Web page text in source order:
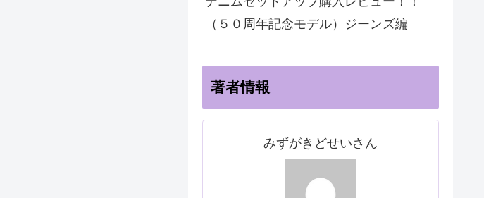
（５０周年記念モデル）ジーンズ編
著者情報
みずがきどせいさん